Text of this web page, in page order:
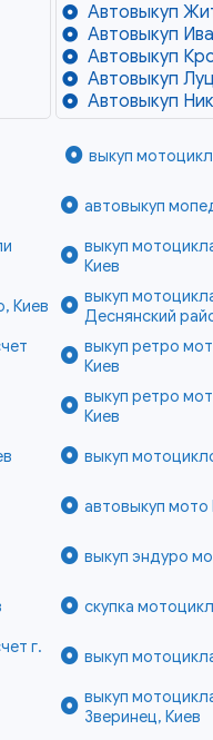
Автовыкуп
Автовыкуп
Автовыкуп
Автовыкуп
Автовыкуп
выкуп
автовыкуп
выкуп
Киев
Киев
выкуп
Деснянский
выкуп ретро
Киев
выкуп ретро
Киев
выкуп
автовыкуп мото
выкуп эндуро
скупка
г.
выкуп
выкуп
Зверинец, Киев